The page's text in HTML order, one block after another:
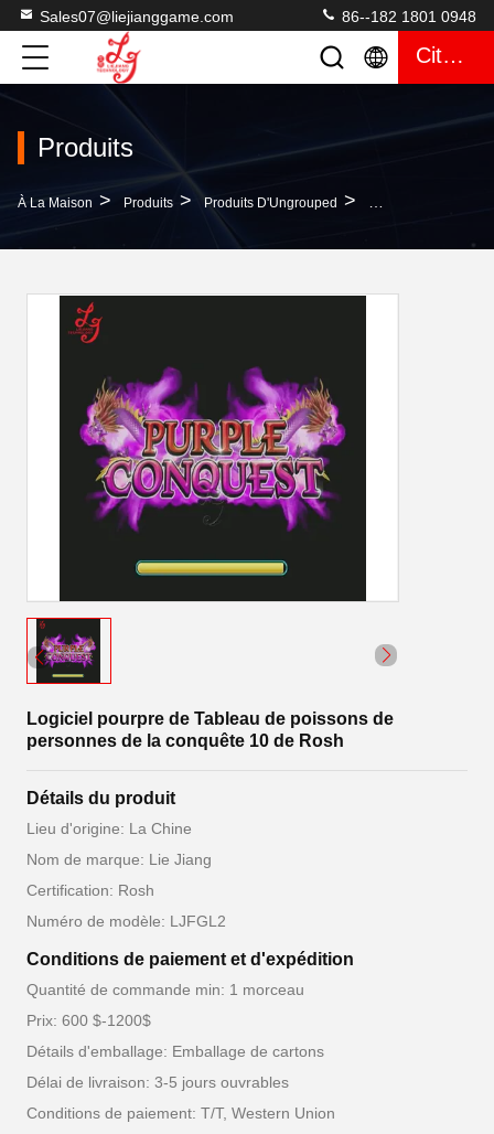
Sales07@liejianggame.com 86--182 1801 0948
Citation
Produits
À La Maison > Produits > Produits D'Ungrouped > Logiciel Pourpre
Logiciel pourpre de Tableau de poissons de
personnes de la conquête 10 de Rosh
Détails du produit
Lieu d'origine: La Chine
Nom de marque: Lie Jiang
Certification: Rosh
Numéro de modèle: LJFGL2
Conditions de paiement et d'expédition
Quantité de commande min: 1 morceau
Prix: 600 $-1200$
Détails d'emballage: Emballage de cartons
Délai de livraison: 3-5 jours ouvrables
Conditions de paiement: T/T, Western Union